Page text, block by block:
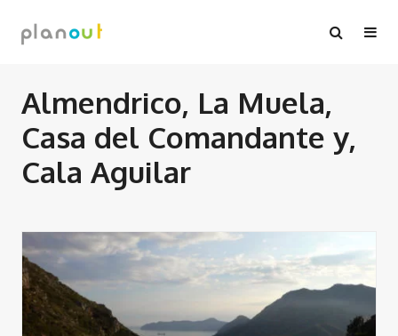
Almendrico, La Muela,
Casa del Comandante y,
Cala Aguilar